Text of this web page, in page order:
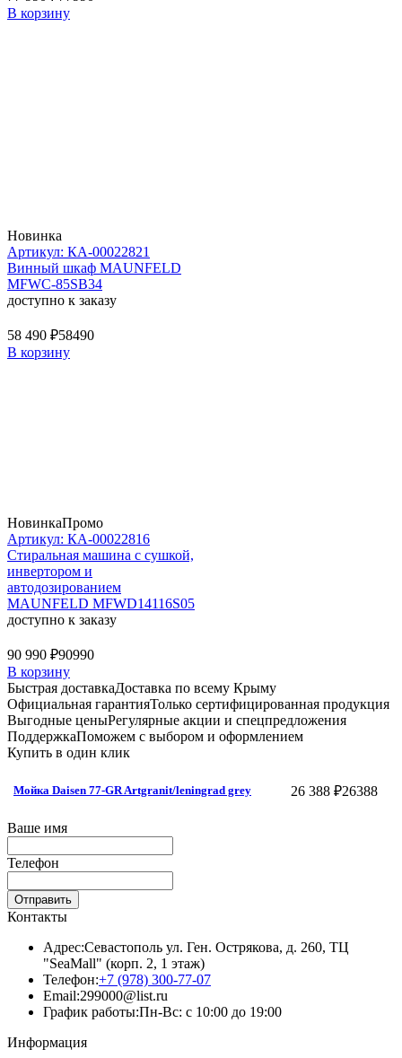
В корзину
Новинка
Артикул: КА-00022821
Винный шкаф MAUNFELD
MFWC-85SB34
доступно к заказу
58 490 ₽58490
В корзину
НовинкаПромо
Артикул: КА-00022816
Стиральная машина c сушкой,
инвертором и
автодозированием
MAUNFELD MFWD14116S05
доступно к заказу
90 990 ₽90990
В корзину
Быстрая доставкаДоставка по всему Крыму
Официальная гарантияТолько сертифицированная продукция
Выгодные ценыРегулярные акции и спецпредложения
ПоддержкаПоможем с выбором и оформлением
Купить в один клик
Мойка Daisen 77-GR Artgranit/leningrad grey 26 388 ₽26388
Ваше имя
Телефон
Отправить
Контакты
Адрес:Севастополь ул. Ген. Острякова, д. 260, ТЦ
"SeaMall" (корп. 2, 1 этаж)
Телефон:+7 (978) 300-77-07
Email:299000@list.ru
График работы:Пн-Вс: с 10:00 до 19:00
Информация